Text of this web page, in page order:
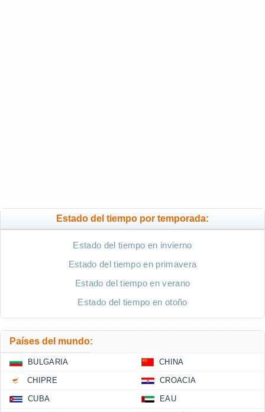
Estado del tiempo por temporada:
Estado del tiempo en invierno
Estado del tiempo en primavera
Estado del tiempo en verano
Estado del tiempo en otoño
Países del mundo:
BULGARIA CHINA
CHIPRE CROACIA
CUBA EAU